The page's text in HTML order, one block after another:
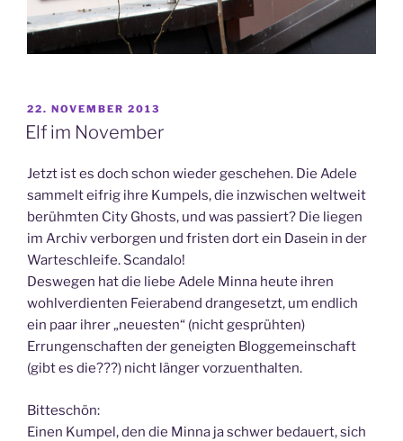
VERÖFFENTLICHT
AM
22. NOVEMBER 2013
Elf im November
Jetzt ist es doch schon wieder geschehen. Die Adele
sammelt eifrig ihre Kumpels, die inzwischen weltweit
berühmten City Ghosts, und was passiert? Die liegen
im Archiv verborgen und fristen dort ein Dasein in der
Warteschleife. Scandalo!
Deswegen hat die liebe Adele Minna heute ihren
wohlverdienten Feierabend drangesetzt, um endlich
ein paar ihrer „neuesten“ (nicht gesprühten)
Errungenschaften der geneigten Bloggemeinschaft
(gibt es die???) nicht länger vorzuenthalten.
Bitteschön:
Einen Kumpel, den die Minna ja schwer bedauert, sich